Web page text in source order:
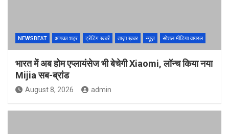
NEWSBEAT आपका शहर ट्रेंडिंग खबरें ताज़ा ख़बर न्यूज़ सोशल मीडिया वायरल
भारत में अब होम एप्लायंसेज भी बेचेगी Xiaomi, लॉन्च किया नया
Mijia सब-ब्रांड
August 8, 2026 admin